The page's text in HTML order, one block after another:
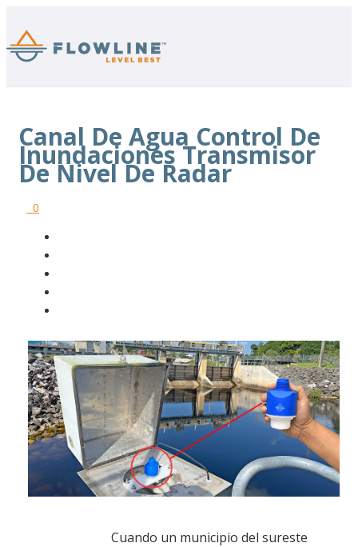
Canal De Agua Control De
Inundaciones Transmisor
De Nivel De Radar
0
Cuando un municipio del sureste